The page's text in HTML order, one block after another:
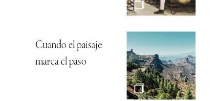
Cuando el paisaje
marca el paso